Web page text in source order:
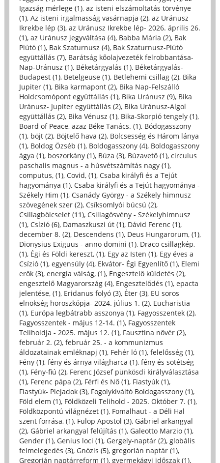
Igazság mérlege (1), az isteni elszámoltatás törvénye
(1), Az isteni irgalmasság vasárnapja (2), az Uránusz
Ikrekbe lép (3), az Uránusz Ikrekbe lép- 2026. április 26.
(1), az Uránusz jegyváltása (4), Babba Mária (2), Bak
Plútó (1), Bak Szaturnusz (4), Bak Szaturnusz-Plútó
együttállás (7), Barátság kőolajvezeték felrobbantása-
Nap-Uránusz (1), Béketárgyalás (1), Béketárgyalás-
Budapest (1), Betelgeuse (1), Betlehemi csillag (2), Bika
Jupiter (1), Bika karmapont (2), Bika Nap-Felszálló
Holdcsomópont együttállás (1), Bika Uránusz (9), Bika
Uránusz- Jupiter együttállás (2), Bika Uránusz-Algol
együttállás (2), Bika Vénusz (1), Bika-Skorpió tengely (1),
Board of Peace, azaz Béke Tanács. (1), Bódogasszony
(1), böjt (2), Böjtelő hava (2), Bölcsesség és Három lánya
(1), Boldog Özséb (1), Boldogasszony (4), Boldogasszony
ágya (1), boszorkány (1), Búza (3), Búzavető (1), circulus
paschalis magnus - a húsvétszámítás nagy (1),
computus, (1), Covid, (1), Csaba királyfi és a Tejút
hagyománya (1), Csaba királyfi és a Tejút hagyománya -
Székely Him (1), Csanády György - a Székely himnusz
szövegének szer (2), Csíksomlyói búcsú (2),
Csillagbölcselet (11), Csillagösvény - Székelyhimnusz
(1), Csízió (6), Damaszkuszi út (1), Dávid Ferenc (1),
december 8. (2), Descendens (1), Deus Hungarorum, (1),
Dionysius Exiguus - anno domini (1), Draco csillagkép,
(1), Égi és Földi kereszt, (1), Egy az Isten (1), Egy éves a
Csízió (1), egyensúly (4), Ekvátor- Égi Egyenlítő (1), Elemi
erők (3), energia válság, (1), Engesztelő küldetés (2),
engesztelő Magyarország (4), Engesztelődés (1), epacta
jelentése, (1), Eridanus folyó (3), Éter (3), EU soros
elnökség horoszkópja- 2024. július 1. (2), Eucharistia
(1), Európa legbátrabb asszonya (1), Fagyosszentek (2),
Fagyosszentek - május 12-14. (1), Fagyosszentek
Teliholdja - 2025. május 12. (1), Fausztina nővér (2),
február 2. (2), február 25. - a kommunizmus
áldozatainak emléknapj (1), Fehér ló (1), felelősség (1),
Fény (1), fény és árnya világharca (1), fény és sötétség
(1), Fény-fiú (2), Ferenc József pünkösdi királyválasztása
(1), Ferenc pápa (2), Férfi és Nő (1), Fiastyúk (1),
Fiastyúk- Plejadok (3), Fogolykiváltó Boldogasszony (1),
Föld elem (1), Földközeli Telihold - 2025. Október 7. (1),
Földközpontú világnézet (1), Fomalhaut - a Déli Hal
szent forrása, (1), Fülöp Apostol (3), Gábriel arkangyal
(2), Gábriel arkangyal felújítás (1), Galeotto Marzio (1),
Gender (1), Genius loci (1), Gergely-naptár (2), globális
felmelegedés (3), Gnózis (5), gregorián naptár (1),
Gregorián naptárreform (1), gyermekágyi időszak (1),